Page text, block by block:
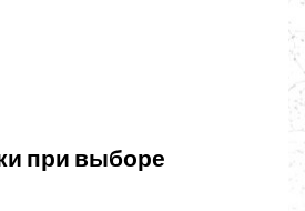
при выборе